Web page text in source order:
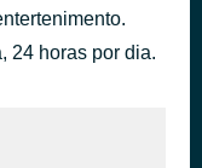
24 horas por dia.